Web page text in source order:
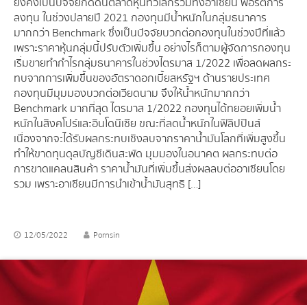
ลงทุน ในช่วงปลายปี 2021 กองทุนมีน้ำหนักในกลุ่มธนาคาร
มากกว่า Benchmark ซึ่งเป็นปัจจัยบวกต่อกองทุนในช่วงปีที่แล้ว
เพราะราคาหุ้นกลุ่มนี้ปรับตัวเพิ่มขึ้น อย่างไรก็ตามผู้จัดการกองทุน
เริ่มขายทำกำไรกลุ่มธนาคารในช่วงไตรมาส 1/2022 เพื่อลดผลกระ
ทบจากการเพิ่มขึ้นของอัตราดอกเบี้ยสหรัฐฯ ด้านรายประเทศ
กองทุนมีมุมมองบวกต่อเวียดนาม จึงให้น้ำหนักมากกว่า
Benchmark มากที่สุด ไตรมาส 1/2022 กองทุนได้ทยอยเพิ่มน้ำ
หนักในสิงคโปร์และอินโดนีเซีย ขณะที่ลดน้ำหนักในฟิลิปปินส์
เนื่องจากจะได้รับผลกระทบเชิงลบจากราคาน้ำมันโลกที่เพิ่มสูงขึ้น
ทำให้ขาดทุนดุลบัญชีเดินสะพัด มุมมองในอนาคต ผลกระทบต่อ
การขาดแคลนสินค้า ราคาน้ำมันที่เพิ่มขึ้นส่งผลลบต่ออาเซียนโดย
รวม เพราะอาเซียนมีการนำเข้าน้ำมันสุทธิ […]
12/05/2022 Pornsin